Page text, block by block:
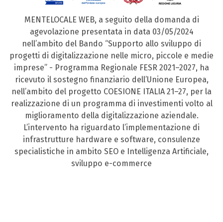
MENTELOCALE WEB, a seguito della domanda di
agevolazione presentata in data 03/05/2024
nell’ambito del Bando “Supporto allo sviluppo di
progetti di digitalizzazione nelle micro, piccole e medie
imprese” - Programma Regionale FESR 2021–2027, ha
ricevuto il sostegno finanziario dell’Unione Europea,
nell’ambito del progetto COESIONE ITALIA 21–27, per la
realizzazione di un programma di investimenti volto al
miglioramento della digitalizzazione aziendale.
L’intervento ha riguardato l’implementazione di
infrastrutture hardware e software, consulenze
specialistiche in ambito SEO e Intelligenza Artificiale,
sviluppo e-commerce